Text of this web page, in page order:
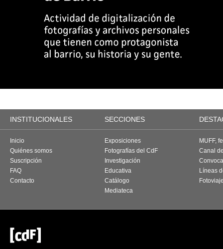
INSTITUCIONALES SECCIONES
Inicio
Quiénes somos
Suscripción
FAQ
Contacto
Exposiciones
Fotografías del CdF
Investigación
Educativa
Catálogo
Mediateca
MUFF,
Canal
Líneas